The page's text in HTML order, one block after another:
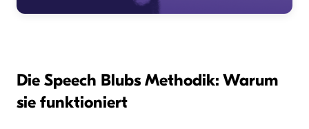
Die Speech Blubs Methodik: Warum
sie funktioniert